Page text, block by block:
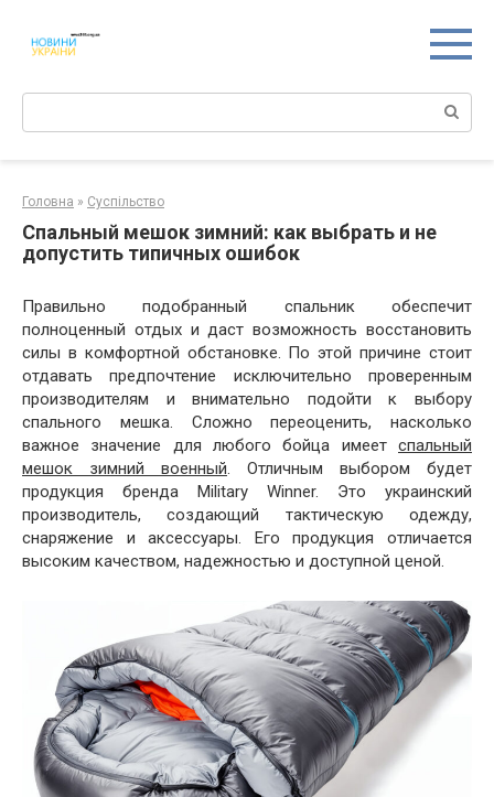
контенту
Поиск:
Головна » Суспільство
Спальный мешок зимний: как выбрать и не
допустить типичных ошибок
Правильно подобранный спальник обеспечит
полноценный отдых и даст возможность восстановить
силы в комфортной обстановке. По этой причине стоит
отдавать предпочтение исключительно проверенным
производителям и внимательно подойти к выбору
спального мешка. Сложно переоценить, насколько
важное значение для любого бойца имеет спальный
мешок зимний военный. Отличным выбором будет
продукция бренда Military Winner. Это украинский
производитель, создающий тактическую одежду,
снаряжение и аксессуары. Его продукция отличается
высоким качеством, надежностью и доступной ценой.